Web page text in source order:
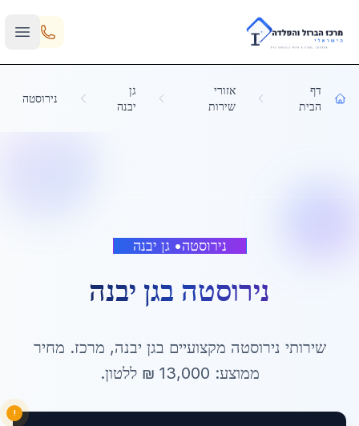
Skip to main content
דף
הבית
אזורי
שירות
גן
יבנה
נירוסטה
נירוסטה•גן יבנה
נירוסטה בגן יבנה
שירותי נירוסטה מקצועיים בגן יבנה, מרכז. מחיר
ממוצע: 13,000 ₪ ללטון.
!